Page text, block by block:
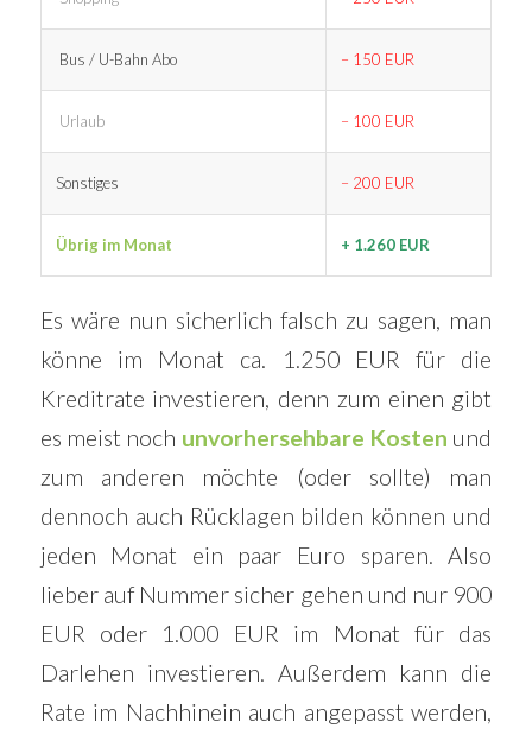
Bus / U-Bahn Abo – 150 EUR
Urlaub – 100 EUR
Sonstiges – 200 EUR
Übrig im Monat + 1.260 EUR
Es wäre nun sicherlich falsch zu sagen, man
könne im Monat ca. 1.250 EUR für die
Kreditrate investieren, denn zum einen gibt
es meist noch unvorhersehbare Kosten und
zum anderen möchte (oder sollte) man
dennoch auch Rücklagen bilden können und
jeden Monat ein paar Euro sparen. Also
lieber auf Nummer sicher gehen und nur 900
EUR oder 1.000 EUR im Monat für das
Darlehen investieren. Außerdem kann die
Rate im Nachhinein auch angepasst werden,